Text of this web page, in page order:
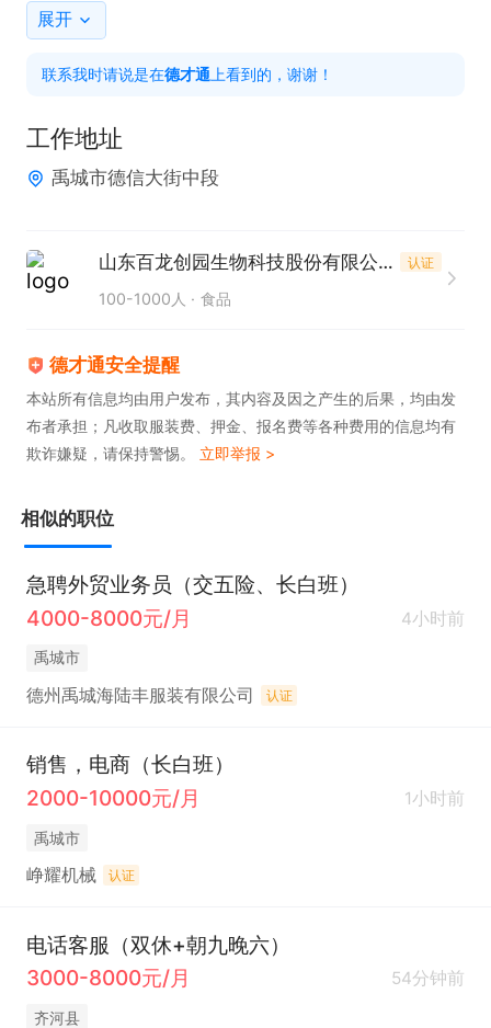
关系。
求及客户反馈，整理市场数据，为公司市场策略调整
5. 负责外贸业务资料整理、报表统计，配合公司完成
展会、平台运营等相关外贸推广工作。
任职要求：
1. 本科及以上学历，泰语专业、国际贸易、商务外语
能与外籍客户无障碍商务沟通。
2. 有无外贸经验均可，应届生亦可培养，有东南亚、
泰国市场外贸从业经验者优先录用。
3. 熟悉外贸基本流程，了解进出口业务常识，具备基
础商务谈判与客户开发能力。
达、团队协作能力及市场开拓意识。
5. 诚实守信，目标感强，愿意深耕外贸行业，实现稳
间广阔，压力较小。
展开
联系我时请说是在德才通 上看到的，谢谢！
工作地址
禹城市德信大街中段
山东百龙创园生物科技股份有限公司 认证
100-1000人 食品
德才通安全提醒
本站所有信息均由用户发布，其内容及因之产生的后果，均由发
布者承担；凡收取服装费、押金、报名费等各种费用的信息均有
欺诈嫌疑，请保持警惕。 立即举报 >
相似的职位
急聘外贸业务员（交五险、长白班）
4000-8000元/月
4小时前
禹城市
德州禹城海陆丰服装有限公司 认证
销售，电商（长白班）
2000-10000元/月
1小时前
禹城市
峥耀机械 认证
电话客服（双休+朝九晚六）
3000-8000元/月
54分钟前
齐河县